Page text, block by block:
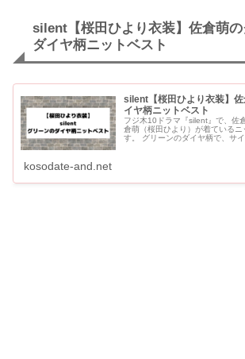
silent【桜田ひより衣装】佐倉萌
ダイヤ柄ニットベスト
silent【桜田ひより衣装】
イヤ柄ニットベスト
フジ木10ドラマ『silent』で、佐
倉萌（桜田ひより）が着ているニ
す。 グリーンのダイヤ柄で、サイド開きのデザインでゆっ
kosodate-and.net